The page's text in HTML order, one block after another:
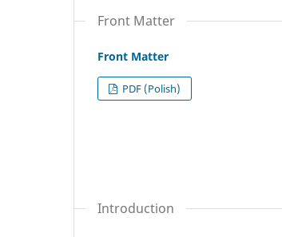
Front Matter
Front Matter
PDF (Polish)
Introduction